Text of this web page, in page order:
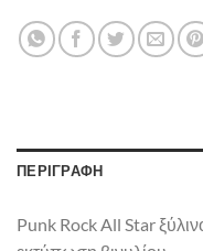
ΠΕΡΙΓΡΑΦΉ
Punk Rock All Star